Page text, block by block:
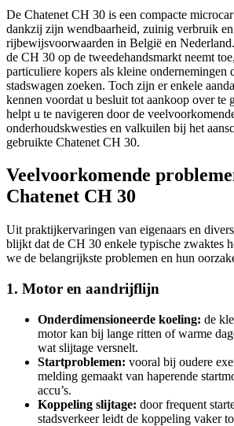
De Chatenet CH 30 is een compacte
dankzij zijn wendbaarheid, zuinig verbruik
rijbewijsvoorwaarden in België en
de CH 30 op de tweedehandsmarkt neemt
particuliere kopers als kleine ondernemingen
stadswagen zoeken. Toch zijn er enkele
kennen voordat u besluit tot aankoop over te
helpt u te navigeren door de
onderhoudskwesties en valkuilen bij het
gebruikte Chatenet CH 30.
Veelvoorkomende
Chatenet CH 30
Uit praktijkervaringen van eigenaars en
blijkt dat de CH 30 enkele typische zwaktes
we de belangrijkste problemen en hun
1. Motor en aandrijflijn
Onderdimensio­neerde koeling: de
motor kan bij lange ritten of warme
wat slijtage versnelt.
Startproblemen: vooral bij oudere
melding gemaakt van haperende
accu’s.
Koppeling slijtage: door frequent
stadsverkeer leidt de koppeling vaker